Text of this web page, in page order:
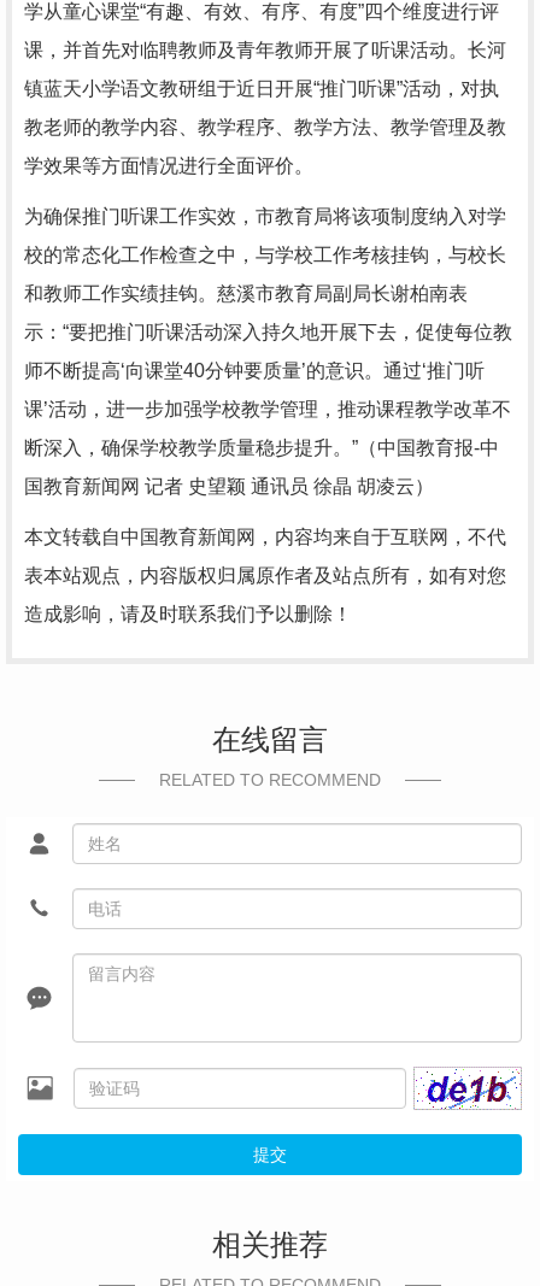
学从童心课堂“有趣、有效、有序、有度”四个维度进行评
课，并首先对临聘教师及青年教师开展了听课活动。长河
镇蓝天小学语文教研组于近日开展“推门听课”活动，对执
教老师的教学内容、教学程序、教学方法、教学管理及教
学效果等方面情况进行全面评价。
为确保推门听课工作实效，市教育局将该项制度纳入对学
校的常态化工作检查之中，与学校工作考核挂钩，与校长
和教师工作实绩挂钩。慈溪市教育局副局长谢柏南表
示：“要把推门听课活动深入持久地开展下去，促使每位教
师不断提高‘向课堂40分钟要质量’的意识。通过‘推门听
课’活动，进一步加强学校教学管理，推动课程教学改革不
断深入，确保学校教学质量稳步提升。”（中国教育报-中
国教育新闻网 记者 史望颖 通讯员 徐晶 胡凌云）
本文转载自中国教育新闻网，内容均来自于互联网，不代
表本站观点，内容版权归属原作者及站点所有，如有对您
造成影响，请及时联系我们予以删除！
在线留言
RELATED TO RECOMMEND
提交
相关推荐